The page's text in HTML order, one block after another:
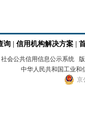
询 信用机构解决方案
社会公共信用信息公示系
中华人民共和国工业和
京